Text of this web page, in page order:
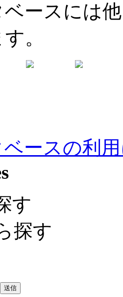
ースには
。
ースの利
す
探す